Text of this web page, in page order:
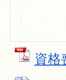
資格